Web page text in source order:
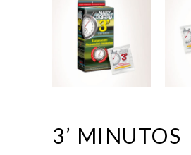
3’ MINUTOS